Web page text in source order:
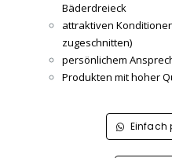
Bäderdreieck
attraktiven
zugeschnitten)
persönlichem
Produkten mit hoher
Einfach